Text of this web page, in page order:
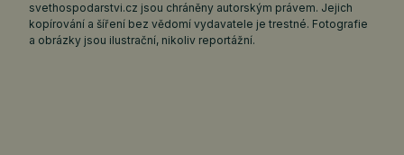
svethospodarstvi.cz jsou chráněny autorským právem. Jejich
kopírování a šíření bez vědomí vydavatele je trestné. Fotografie
a obrázky jsou ilustrační, nikoliv reportážní.